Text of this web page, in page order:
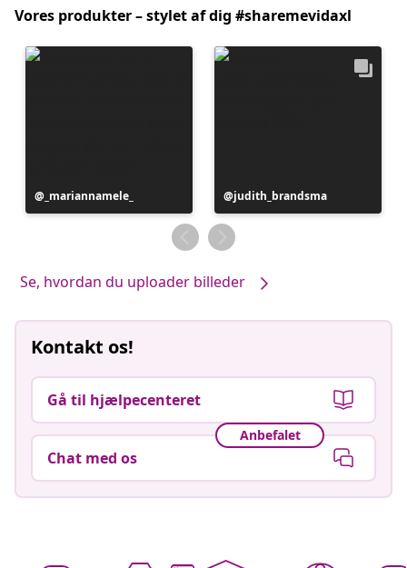
Vores produkter – stylet af dig #sharemevidaxl
Opslag
offentliggjort
_mariannamele_
Opslag
offentliggjort
af
judith_brandsma
Se, hvordan du uploader billeder
Kontakt os!
Gå til hjælpecenteret
Anbefalet
Chat med os